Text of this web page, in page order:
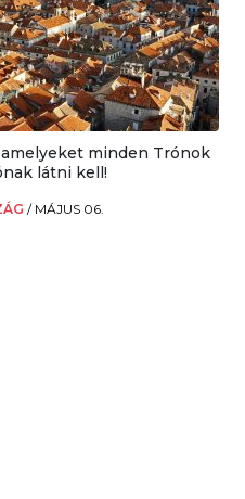
minden Trónok
látni kell!
/ MÁJUS 06.